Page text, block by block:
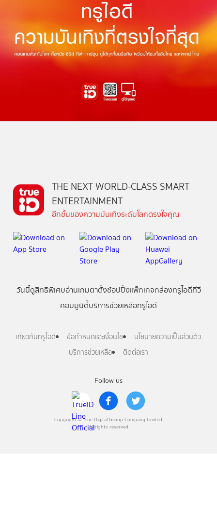
Follow us
Copyright © True Digital Group Company Limited.
All rights reserved
THE NEXT WORLD-CLASS SMART
ENTERTAINMENT
อีกขั้นของความบันเทิงระดับโลกตรงใจคุณ
วันนี้ดูสิทธิพิเศษอ่านเกมตาตั้งช้อปปิ้งแพ็กเกจกล่องทรูไอดีทีวี
คอมมูนิตี้บริการช่วยเหลือทรูไอดี
เกี่ยวกับทรูไอดี ข้อกำหนดและเงื่อนไข
นโยบายความเป็นส่วนตัว
บริการช่วยเหลือ
ติดต่อเรา